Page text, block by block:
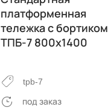
платформенная
тележка с бортиком
ТПБ-7 800х1400
tpb-7
под заказ